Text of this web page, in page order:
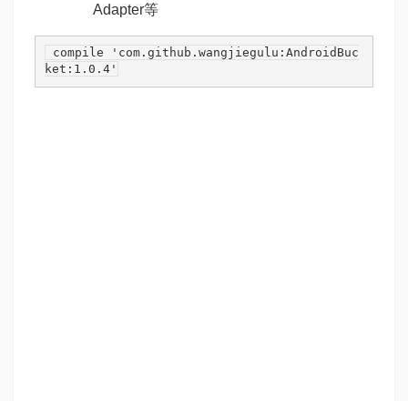
Adapter等
compile
'com.github.wangjiegulu:AndroidBuc
ket:1.0.4'